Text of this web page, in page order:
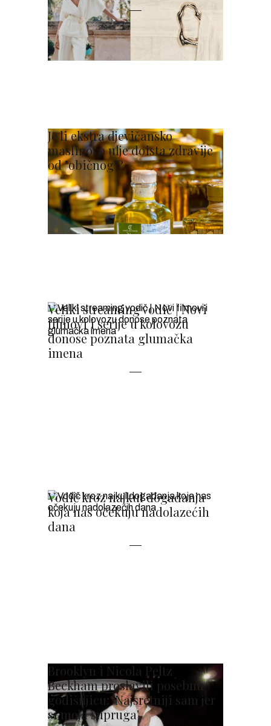
Je li ekstra djevičansko
maslinovo ulje doista zdravije
od "običnog"?
Veliki streaming vodič | Novi
filmovi i serije u kolovozu
donose poznata glumačka
imena
Vodič kroz najkul događanja
koja nas očekuju nadolazećih
dana
Brooklyn i Nicola Peltz
Beckham proslavili posebnu
godišnjicu: 'Najsretniji sam jer
si moja supruga'